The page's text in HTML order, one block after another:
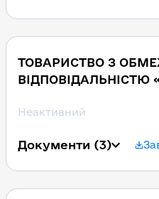
ТОВАРИСТВО З
ВІДПОВІДАЛЬНІСТЮ
Неактивний
Документи (3)